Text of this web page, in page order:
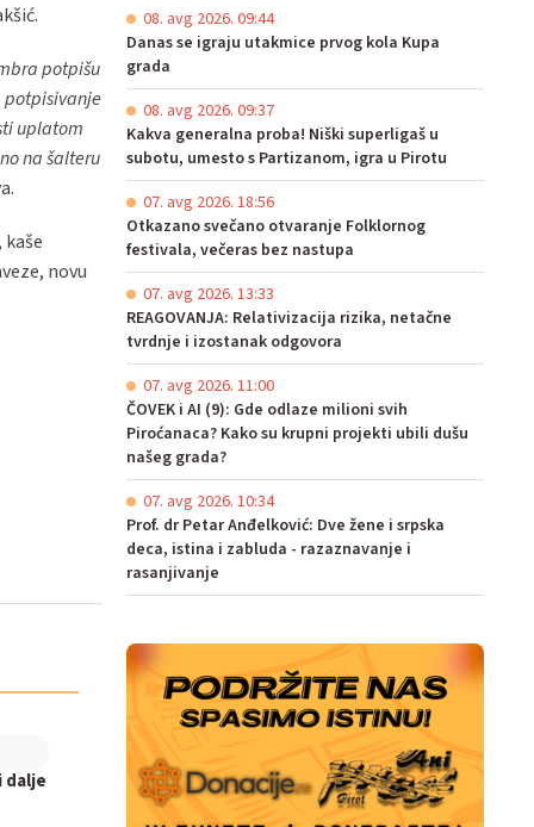
potpišu
potpisivanje
uplatom
na šalteru
novu
dalje
08. avg 2026. 09:44
Danas se igraju utakmice prvog kola Kupa
grada
08. avg 2026. 09:37
Kakva generalna proba! Niški superligaš u
subotu, umesto s Partizanom, igra u Pirotu
07. avg 2026. 18:56
Otkazano svečano otvaranje Folklornog
festivala, večeras bez nastupa
07. avg 2026. 13:33
REAGOVANJA: Relativizacija rizika, netačne
tvrdnje i izostanak odgovora
07. avg 2026. 11:00
ČOVEK i AI (9): Gde odlaze milioni svih
Piroćanaca? Kako su krupni projekti ubili dušu
našeg grada?
07. avg 2026. 10:34
Prof. dr Petar Anđelković: Dve žene i srpska
deca, istina i zabluda - razaznavanje i
rasanjivanje